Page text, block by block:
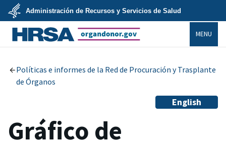
Skip
main
content
U.S.
Department
of
Health
Services
Administración de Recursos y Servicios de Salud
MENU
Políticas e informes de la Red de Procuración y Trasplante
de Órganos
English
Gráfico de